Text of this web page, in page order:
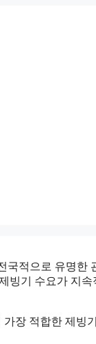
국적으로 유명한
기 수요가 지
장 적합한 제빙